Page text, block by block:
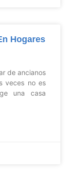
Hogares
de ancianos
veces no es
una casa